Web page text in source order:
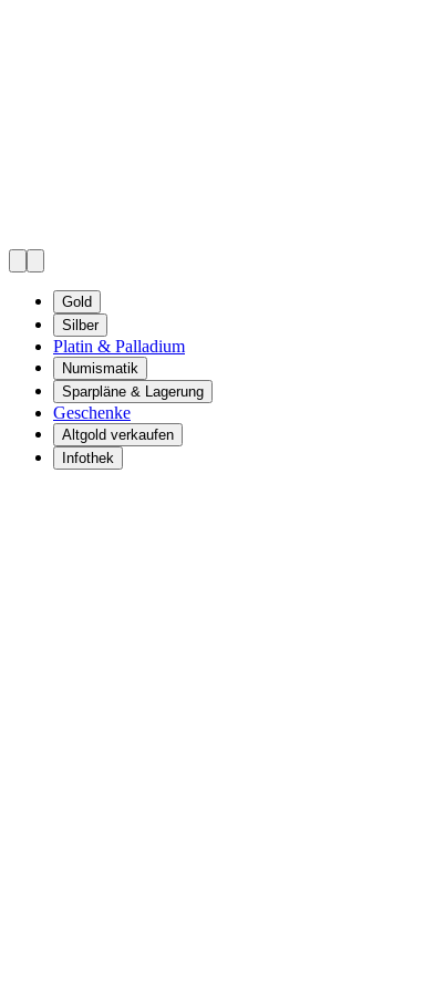
Gold
Silber
Platin & Palladium
Numismatik
Sparpläne & Lagerung
Geschenke
Altgold verkaufen
Infothek